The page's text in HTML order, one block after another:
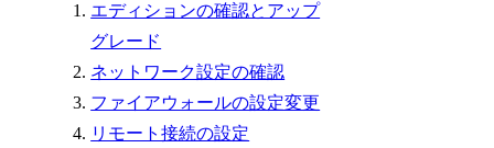
エディションの確認とアップ
グレード
ネットワーク設定の確認
ファイアウォールの設定変更
リモート接続の設定